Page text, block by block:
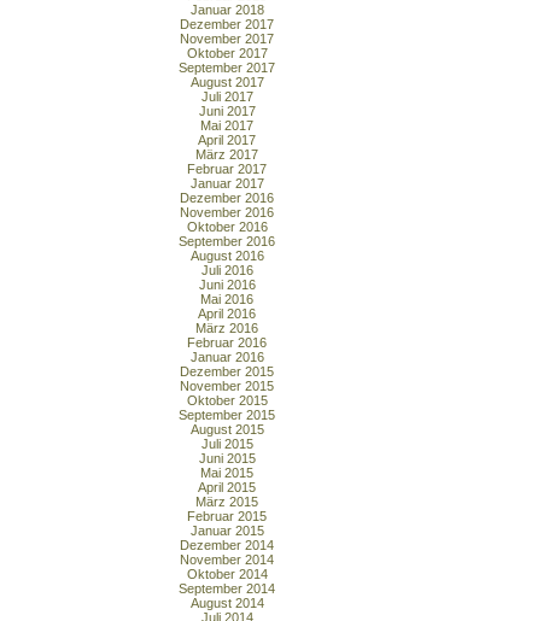
Januar 2018
Dezember 2017
November 2017
Oktober 2017
September 2017
August 2017
Juli 2017
Juni 2017
Mai 2017
April 2017
März 2017
Februar 2017
Januar 2017
Dezember 2016
November 2016
Oktober 2016
September 2016
August 2016
Juli 2016
Juni 2016
Mai 2016
April 2016
März 2016
Februar 2016
Januar 2016
Dezember 2015
November 2015
Oktober 2015
September 2015
August 2015
Juli 2015
Juni 2015
Mai 2015
April 2015
März 2015
Februar 2015
Januar 2015
Dezember 2014
November 2014
Oktober 2014
September 2014
August 2014
Juli 2014